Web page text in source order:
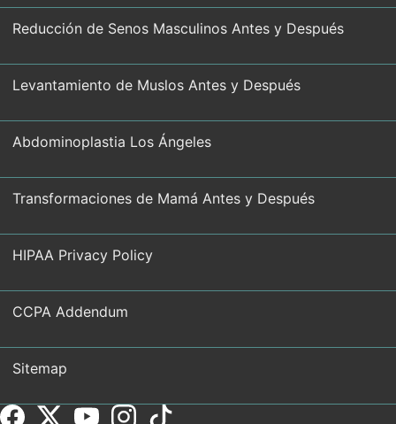
Reducción de Senos Masculinos Antes y Después
Levantamiento de Muslos Antes y Después
Abdominoplastia Los Ángeles
Transformaciones de Mamá Antes y Después
HIPAA Privacy Policy
CCPA Addendum
Sitemap